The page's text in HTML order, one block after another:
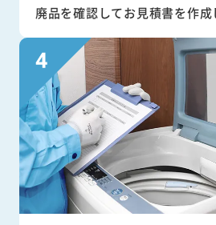
廃品を確認してお見積書を作成